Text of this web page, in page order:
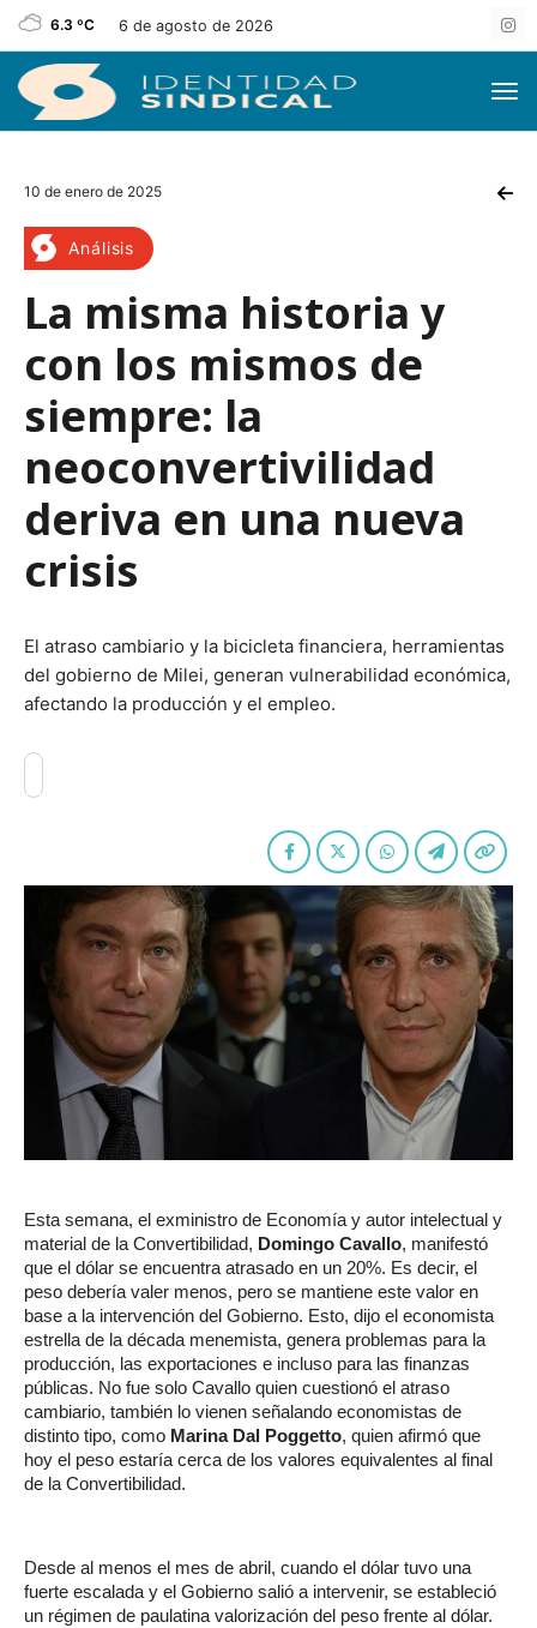
6.3 ºC 6 de agosto de 2026
10 de enero de 2025
Análisis
La misma historia y
con los mismos de
siempre: la
neoconvertivilidad
deriva en una nueva
crisis
El atraso cambiario y la bicicleta financiera, herramientas
del gobierno de Milei, generan vulnerabilidad económica,
afectando la producción y el empleo.
Esta semana, el exministro de Economía y autor intelectual y
material de la Convertibilidad, Domingo Cavallo, manifestó
que el dólar se encuentra atrasado en un 20%. Es decir, el
peso debería valer menos, pero se mantiene este valor en
base a la intervención del Gobierno. Esto, dijo el economista
estrella de la década menemista, genera problemas para la
producción, las exportaciones e incluso para las finanzas
públicas. No fue solo Cavallo quien cuestionó el atraso
cambiario, también lo vienen señalando economistas de
distinto tipo, como Marina Dal Poggetto, quien afirmó que
hoy el peso estaría cerca de los valores equivalentes al final
de la Convertibilidad.
Desde al menos el mes de abril, cuando el dólar tuvo una
fuerte escalada y el Gobierno salió a intervenir, se estableció
un régimen de paulatina valorización del peso frente al dólar.